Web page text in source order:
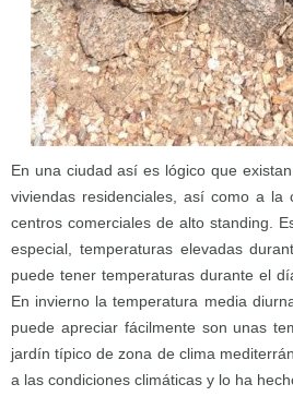
En una ciudad así es lógico que
viviendas residenciales, así como a
centros comerciales de alto standing.
especial, temperaturas elevadas
puede tener temperaturas durante el
En invierno la temperatura media
puede apreciar fácilmente son unas
jardín típico de zona de clima
a las condiciones climáticas y lo ha